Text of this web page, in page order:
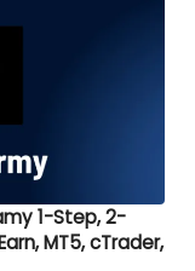
1-Step, 2-
MT5, cTrader,